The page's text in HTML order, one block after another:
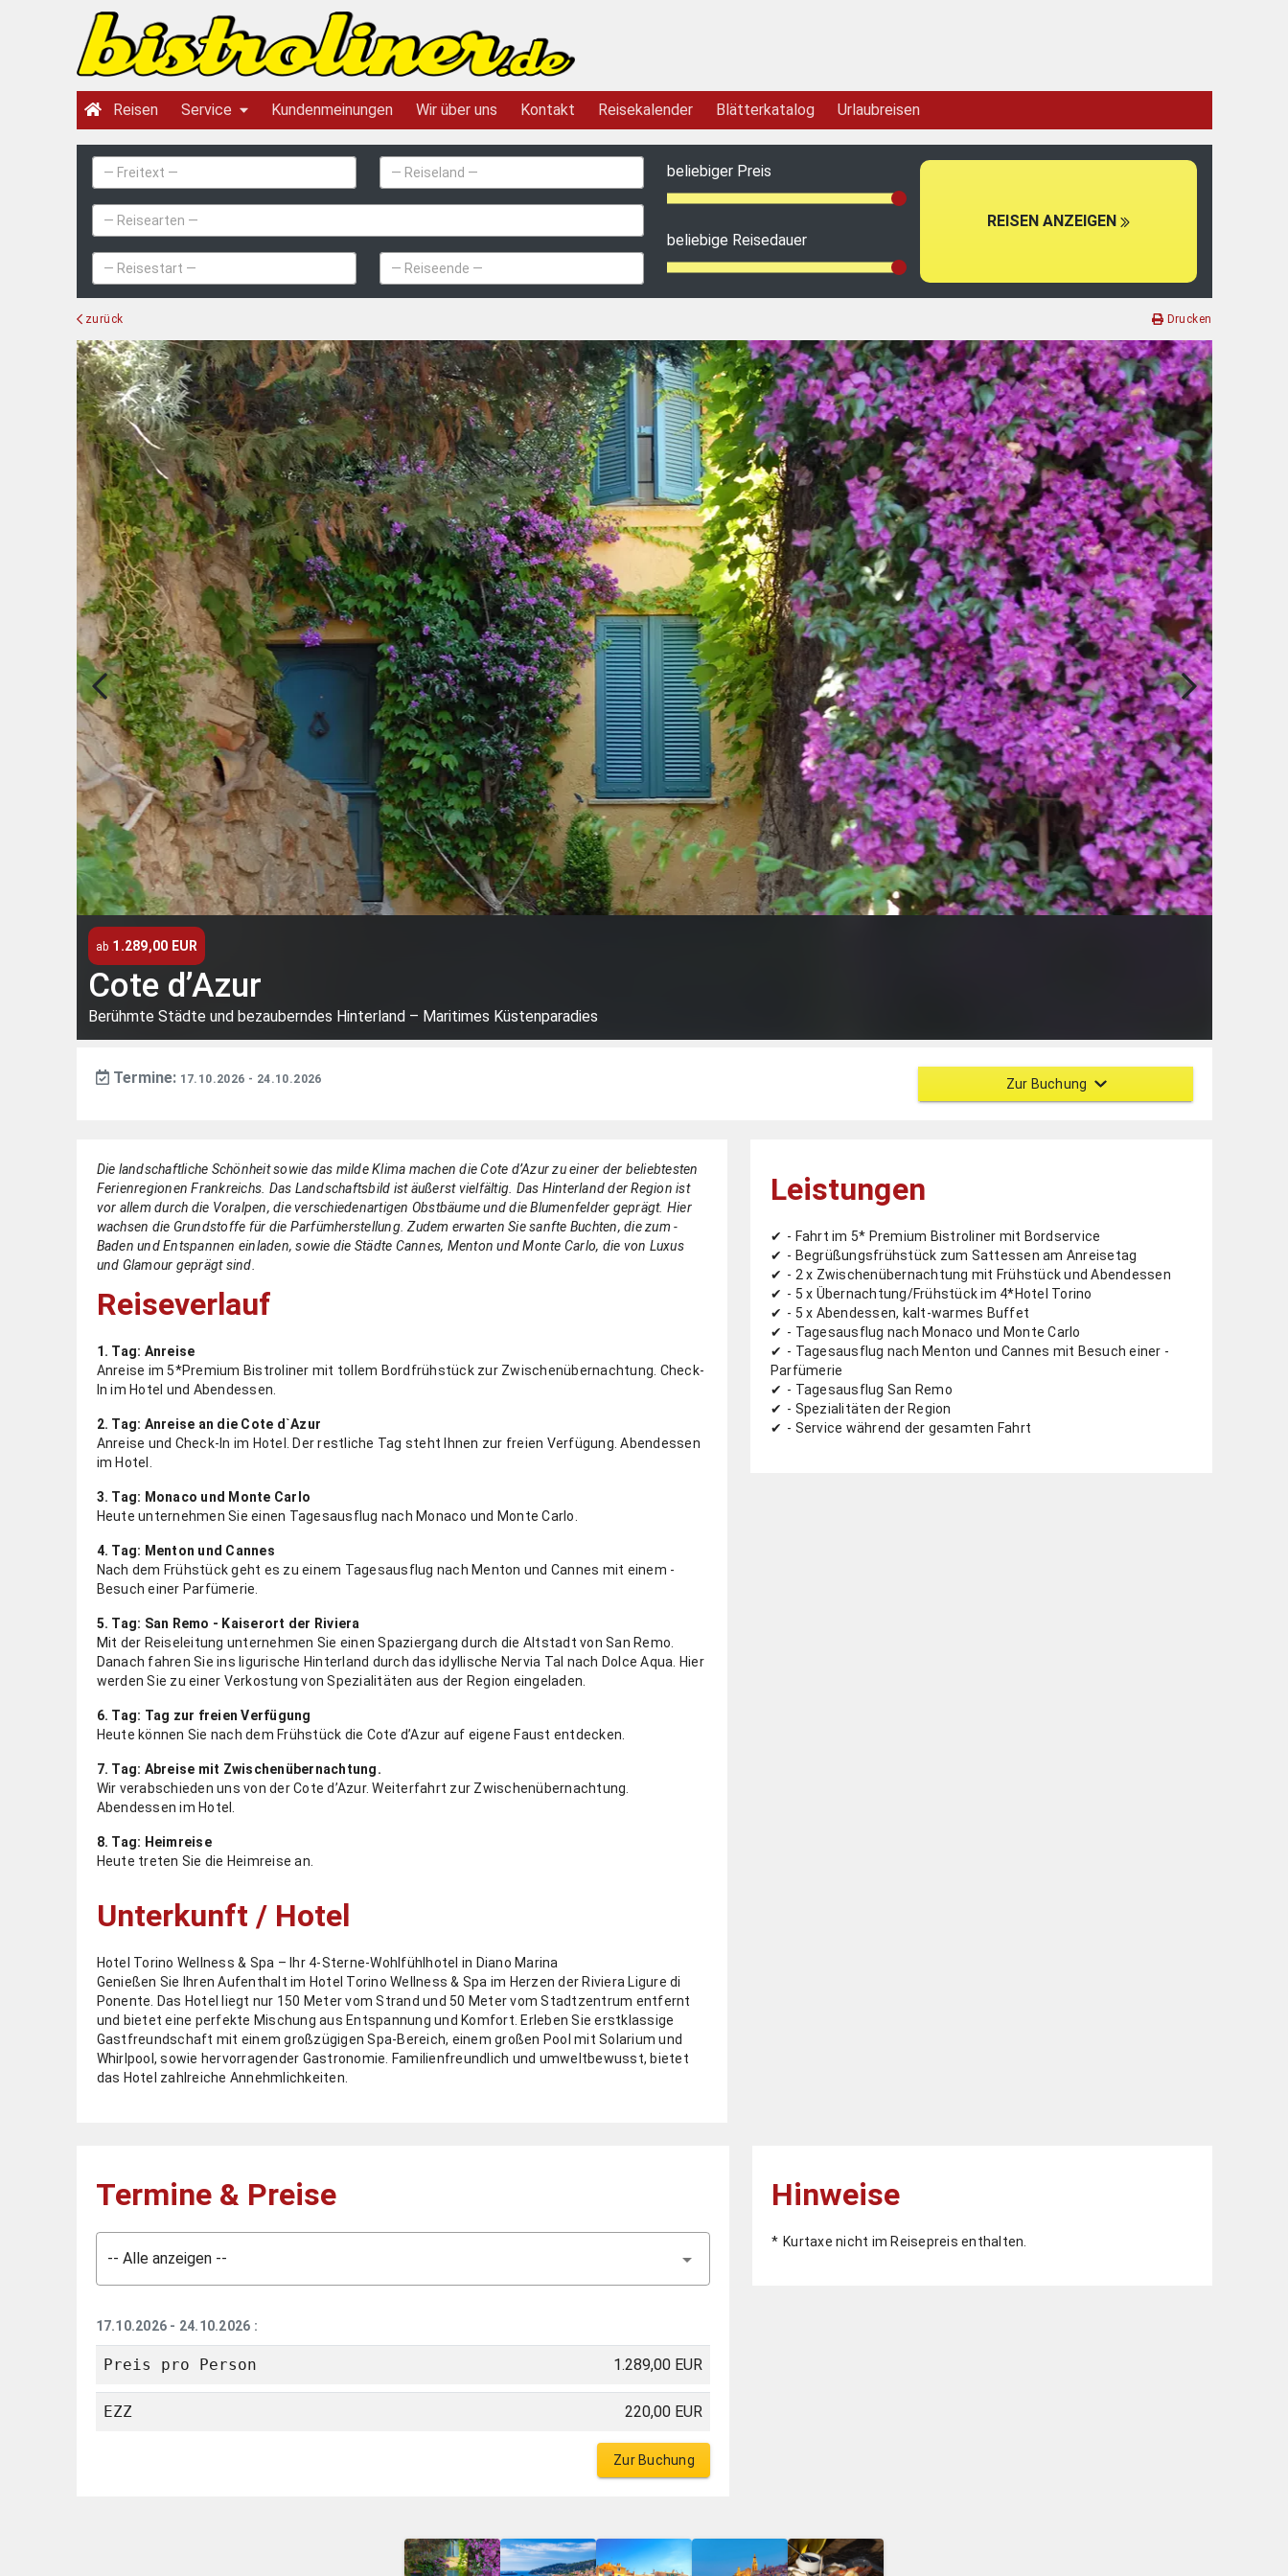
Reisen Service Kundenmeinungen Wir über uns Kontakt Reisekalender Blätterkatalog Urlaubreisen
beliebiger Preis
beliebige Reisedauer
REISEN ANZEIGEN
zurück Drucken
ab 1.289,00 EUR
Cote d’Azur
Berühmte Städte und bezauberndes Hinterland – Maritimes Küstenparadies
Termine: 17.10.2026 - 24.10.2026 Zur Buchung
Die landschaftliche Schönheit sowie das milde Klima machen die Cote d’Azur zu einer der beliebtesten
Ferienregionen ­Frankreichs. Das Landschaftsbild ist äußerst ­vielfältig. Das ­Hinterland der Region ist
vor allem durch die Voralpen, die verschiedenartigen Obstbäume und die Blumenfelder geprägt. Hier
wachsen die Grundstoffe für die Parfüm­herstellung. ­Zudem erwarten Sie sanfte Buchten, die zum ­
Baden und ­Entspannen ­einladen, sowie die Städte Cannes, Menton und Monte Carlo, die von Luxus
und Glamour geprägt sind.
Reiseverlauf
1. Tag: Anreise
Anreise im 5*Premium ­Bistroliner mit tollem Bordfrühstück zur ­Zwischenübernachtung. ­Check-
In im Hotel und Abendessen.
2. Tag: Anreise an die Cote d`Azur
Anreise und Check-In im Hotel. Der restliche Tag steht Ihnen zur freien Verfügung. Abendessen
im Hotel.
3. Tag: Monaco und Monte Carlo
Heute unternehmen Sie einen Tagesausflug nach Monaco und Monte Carlo.
4. Tag: Menton und Cannes
Nach dem Frühstück geht es zu einem Tagesausflug nach Menton und Cannes mit einem ­
Besuch einer Parfümerie.
5. Tag: San Remo - Kaiserort der Riviera
Mit der Reiseleitung unternehmen Sie einen Spaziergang durch die Altstadt von San Remo.
Danach fahren Sie ins ligurische Hinterland durch das idyllische Nervia Tal nach Dolce Aqua. Hier
werden Sie zu einer Verkostung von Spezialitäten aus der Region eingeladen.
6. Tag: Tag zur freien Verfügung
Heute können Sie nach dem ­Frühstück die Cote d’Azur auf eigene Faust entdecken.
7. Tag: Abreise mit Zwischenübernachtung.
Wir verabschieden uns von der Cote d’Azur. Weiterfahrt zur Zwischenübernachtung.
Abendessen im Hotel.
8. Tag: Heimreise
Heute treten Sie die Heimreise an.
Unterkunft / Hotel
Hotel Torino Wellness & Spa – Ihr 4-Sterne-Wohlfühlhotel in Diano Marina
Genießen Sie Ihren Aufenthalt im Hotel Torino Wellness & Spa im Herzen der Riviera Ligure di
Ponente. Das Hotel liegt nur 150 Meter vom Strand und 50 Meter vom Stadtzentrum entfernt
und bietet eine perfekte Mischung aus Entspannung und Komfort. Erleben Sie erstklassige
Gastfreundschaft mit einem großzügigen Spa-Bereich, einem großen Pool mit Solarium und
Whirlpool, sowie hervorragender Gastronomie. Familienfreundlich und umweltbewusst, bietet
das Hotel zahlreiche Annehmlichkeiten.
Leistungen
- Fahrt im 5* Premium ­Bistroliner mit Bordservice
- Begrüßungsfrühstück zum ­Sattessen am Anreisetag
- 2 x Zwischenübernachtung mit Frühstück und Abendessen
- 5 x Übernachtung/Frühstück im 4*Hotel Torino
- 5 x Abendessen, kalt-warmes Buffet
- Tagesausflug nach Monaco und Monte Carlo
- Tagesausflug nach Menton und Cannes mit Besuch einer ­
Parfümerie
- Tagesausflug San Remo
- Spezialitäten der Region
- Service während der gesamten Fahrt
Termine & Preise
-- Alle anzeigen --
17.10.2026 - 24.10.2026 :
Preis pro Person 1.289,00 EUR
EZZ 220,00 EUR
Zur Buchung
Hinweise
Kurtaxe nicht im Reisepreis enthalten.